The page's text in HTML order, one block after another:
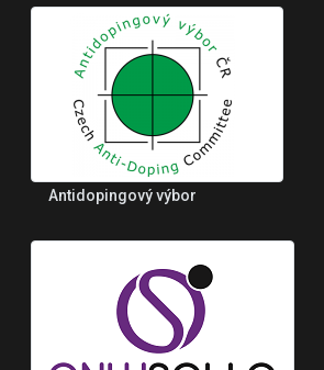
Antidopingový výbor